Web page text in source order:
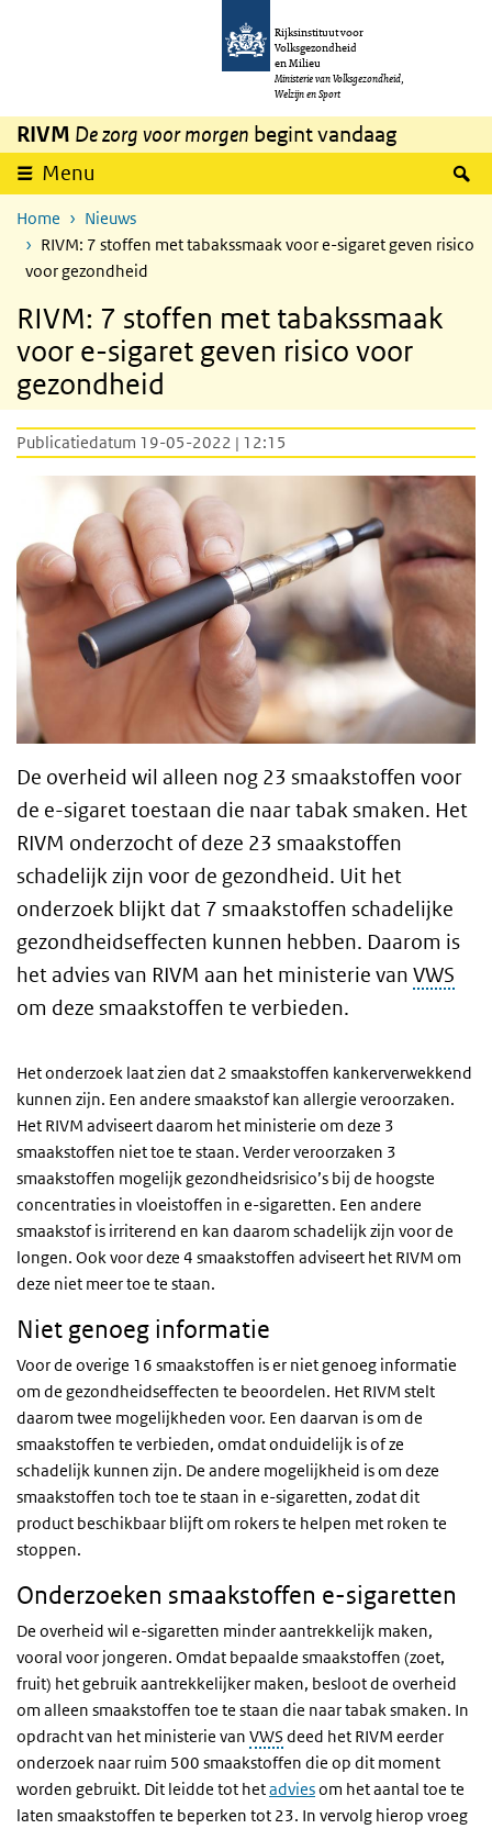
Overslaan en naar de inhoud gaan
Rijksinstituut voor
Volksgezondheid
en Milieu
Ministerie van Volksgezondheid,
Welzijn en Sport
RIVM De zorg voor morgen begint vandaag
Menu
Home
Nieuws
RIVM: 7 stoffen met tabakssmaak voor e-sigaret geven risico
voor gezondheid
RIVM: 7 stoffen met tabakssmaak
voor e-sigaret geven risico voor
gezondheid
Publicatiedatum 19-05-2022 | 12:15
De overheid wil alleen nog 23 smaakstoffen voor
de e-sigaret toestaan die naar tabak smaken. Het
RIVM onderzocht of deze 23 smaakstoffen
schadelijk zijn voor de gezondheid. Uit het
onderzoek blijkt dat 7 smaakstoffen schadelijke
gezondheidseffecten kunnen hebben. Daarom is
het advies van RIVM aan het ministerie van VWS
om deze smaakstoffen te verbieden.
Het onderzoek laat zien dat 2 smaakstoffen kankerverwekkend
kunnen zijn. Een andere smaakstof kan allergie veroorzaken.
Het RIVM adviseert daarom het ministerie om deze 3
smaakstoffen niet toe te staan. Verder veroorzaken 3
smaakstoffen mogelijk gezondheidsrisico’s bij de hoogste
concentraties in vloeistoffen in e-sigaretten. Een andere
smaakstof is irriterend en kan daarom schadelijk zijn voor de
longen. Ook voor deze 4 smaakstoffen adviseert het RIVM om
deze niet meer toe te staan.
Niet genoeg informatie
Voor de overige 16 smaakstoffen is er niet genoeg informatie
om de gezondheidseffecten te beoordelen. Het RIVM stelt
daarom twee mogelijkheden voor. Een daarvan is om de
smaakstoffen te verbieden, omdat onduidelijk is of ze
schadelijk kunnen zijn. De andere mogelijkheid is om deze
smaakstoffen toch toe te staan in e-sigaretten, zodat dit
product beschikbaar blijft om rokers te helpen met roken te
stoppen.
Onderzoeken smaakstoffen e-sigaretten
De overheid wil e-sigaretten minder aantrekkelijk maken,
vooral voor jongeren. Omdat bepaalde smaakstoffen (zoet,
fruit) het gebruik aantrekkelijker maken, besloot de overheid
om alleen smaakstoffen toe te staan die naar tabak smaken. In
opdracht van het ministerie van VWS deed het RIVM eerder
onderzoek naar ruim 500 smaakstoffen die op dit moment
worden gebruikt. Dit leidde tot hetadviesom het aantal toe te
laten smaakstoffen te beperken tot 23. In vervolg hierop vroeg